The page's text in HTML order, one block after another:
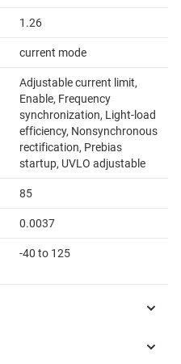
1.26
current mode
Adjustable current limit,
Enable, Frequency
synchronization, Light-load
efficiency, Nonsynchronous
rectification, Prebias
startup, UVLO adjustable
85
0.0037
-40 to 125